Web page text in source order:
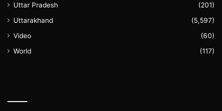
Uttar Pradesh
(201)
Uttarakhand
(5,597)
Video
(60)
World
(117)